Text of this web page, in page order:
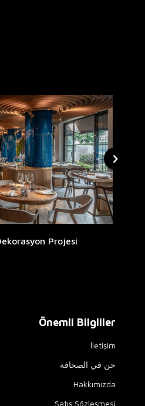
Projesi
Önemli Bilgliler
İletişim
حن في الصحافة
Hakkımızda
Satış Sözleşmesi